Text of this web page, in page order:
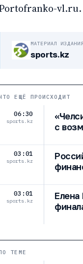
vl.ru.
МАТЕРИАЛ ИЗДАНИЯ
sports.kz
ЕЩЁ ПРОИСХОДИТ
06:30
sports.kz
с
03:01
sports.kz
03:01
sports.kz
Елена
ТЕМЕ